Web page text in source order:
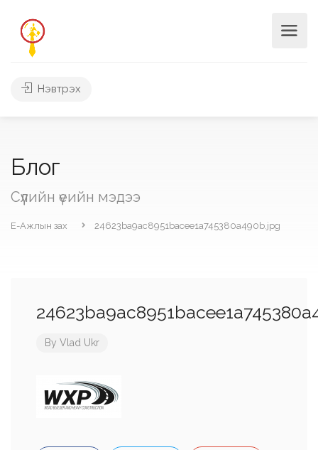
Нэвтрэх
Блог
Сүүлийн үеийн мэдээ
Е-Ажлын зах 24623ba9ac8951bacee1a745380a490b.jpg
By Vlad Ukr